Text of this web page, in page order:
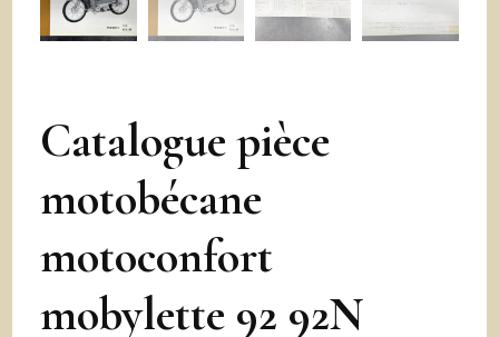
Catalogue pièce
motobécane
motoconfort
mobylette 92 92N